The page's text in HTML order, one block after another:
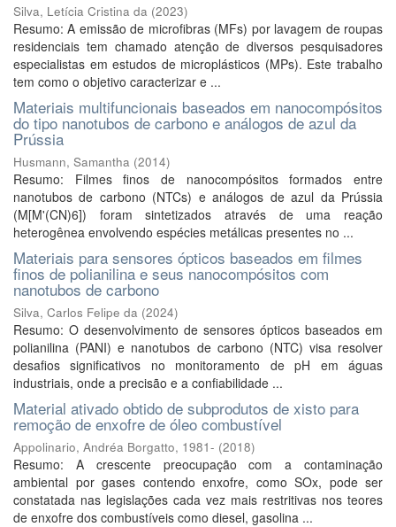
Silva, Letícia Cristina da (2023)
Resumo: A emissão de microfibras (MFs) por lavagem de roupas
residenciais tem chamado atenção de diversos pesquisadores
especialistas em estudos de microplásticos (MPs). Este trabalho
tem como o objetivo caracterizar e ...
Materiais multifuncionais baseados em nanocompósitos
do tipo nanotubos de carbono e análogos de azul da
Prússia
Husmann, Samantha (2014)
Resumo: Filmes finos de nanocompósitos formados entre
nanotubos de carbono (NTCs) e análogos de azul da Prússia
(M[M'(CN)6]) foram sintetizados através de uma reação
heterogênea envolvendo espécies metálicas presentes no ...
Materiais para sensores ópticos baseados em filmes
finos de polianilina e seus nanocompósitos com
nanotubos de carbono
Silva, Carlos Felipe da (2024)
Resumo: O desenvolvimento de sensores ópticos baseados em
polianilina (PANI) e nanotubos de carbono (NTC) visa resolver
desafios significativos no monitoramento de pH em águas
industriais, onde a precisão e a confiabilidade ...
Material ativado obtido de subprodutos de xisto para
remoção de enxofre de óleo combustível
Appolinario, Andréa Borgatto, 1981- (2018)
Resumo: A crescente preocupação com a contaminação
ambiental por gases contendo enxofre, como SOx, pode ser
constatada nas legislações cada vez mais restritivas nos teores
de enxofre dos combustíveis como diesel, gasolina ...